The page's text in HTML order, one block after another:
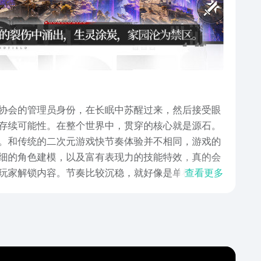
会的管理员身份，在长眠中苏醒过来，然后接受眼
可能性。在整个世界中，贯穿的核心就是源石。
和传统的二次元游戏快节奏体验并不相同，游戏的
的角色建模，以及富有表现力的技能特效，真的会
家解锁内容。节奏比较沉稳，就好像是单机游戏一
未知区域的解锁以及挑战。以上是为大家分享的
触发连携技能，要求每一个玩家都需要选择精准
查看更多